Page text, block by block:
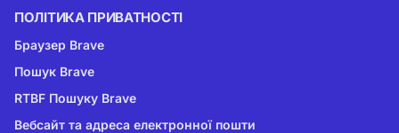
ПОЛІТИКА ПРИВАТНОСТІ
Браузер Brave
Пошук Brave
RTBF Пошуку Brave
Вебсайт та адреса електронної пошти